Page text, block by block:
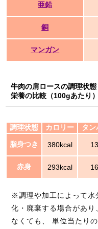
亜鉛
銅
マンガン
牛肉の肩ロースの調理状
栄養の比較（100gあたり）
調理状態 カロリー タン
脂身つき 380kcal
赤身 293kcal
※調理や加工によって水
化・廃棄する場合があ
なくても、 単位当たり